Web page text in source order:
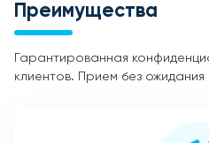
Преимущества
Гарантированная
клиентов. Прием без